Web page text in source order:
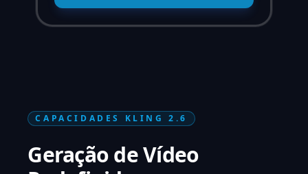
CAPACIDADES KLING 2.6
Geração de Vídeo